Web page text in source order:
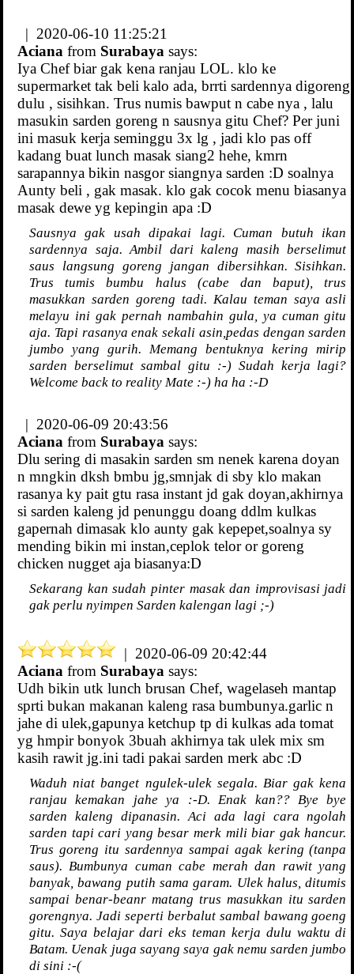
| 2020-06-10 11:25:21
Aciana from Surabaya says:
Iya Chef biar gak kena ranjau LOL. klo ke
supermarket tak beli kalo ada, brrti sardennya digoreng
dulu , sisihkan. Trus numis bawput n cabe nya , lalu
masukin sarden goreng n sausnya gitu Chef? Per juni
ini masuk kerja seminggu 3x lg , jadi klo pas off
kadang buat lunch masak siang2 hehe, kmrn
sarapannya bikin nasgor siangnya sarden :D soalnya
Aunty beli , gak masak. klo gak cocok menu biasanya
masak dewe yg kepingin apa :D
Sausnya gak usah dipakai lagi. Cuman butuh ikan
sardennya saja. Ambil dari kaleng masih berselimut
saus langsung goreng jangan dibersihkan. Sisihkan.
Trus tumis bumbu halus (cabe dan baput), trus
masukkan sarden goreng tadi. Kalau teman saya asli
melayu ini gak pernah nambahin gula, ya cuman gitu
aja. Tapi rasanya enak sekali asin,pedas dengan sarden
jumbo yang gurih. Memang bentuknya kering mirip
sarden berselimut sambal gitu :-) Sudah kerja lagi?
Welcome back to reality Mate :-) ha ha :-D
| 2020-06-09 20:43:56
Aciana from Surabaya says:
Dlu sering di masakin sarden sm nenek karena doyan
n mngkin dksh bmbu jg,smnjak di sby klo makan
rasanya ky pait gtu rasa instant jd gak doyan,akhirnya
si sarden kaleng jd penunggu doang ddlm kulkas
gapernah dimasak klo aunty gak kepepet,soalnya sy
mending bikin mi instan,ceplok telor or goreng
chicken nugget aja biasanya:D
Sekarang kan sudah pinter masak dan improvisasi jadi
gak perlu nyimpen Sarden kalengan lagi ;-)
| 2020-06-09 20:42:44
Aciana from Surabaya says:
Udh bikin utk lunch brusan Chef, wagelaseh mantap
sprti bukan makanan kaleng rasa bumbunya.garlic n
jahe di ulek,gapunya ketchup tp di kulkas ada tomat
yg hmpir bonyok 3buah akhirnya tak ulek mix sm
kasih rawit jg.ini tadi pakai sarden merk abc :D
Waduh niat banget ngulek-ulek segala. Biar gak kena
ranjau kemakan jahe ya :-D. Enak kan?? Bye bye
sarden kaleng dipanasin. Aci ada lagi cara ngolah
sarden tapi cari yang besar merk mili biar gak hancur.
Trus goreng itu sardennya sampai agak kering (tanpa
saus). Bumbunya cuman cabe merah dan rawit yang
banyak, bawang putih sama garam. Ulek halus, ditumis
sampai benar-beanr matang trus masukkan itu sarden
gorengnya. Jadi seperti berbalut sambal bawang goeng
gitu. Saya belajar dari eks teman kerja dulu waktu di
Batam. Uenak juga sayang saya gak nemu sarden jumbo
di sini :-(